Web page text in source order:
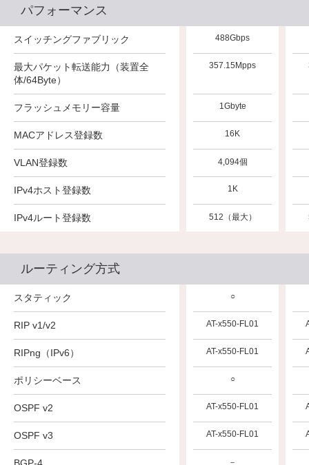
パフォーマンス
スイッチングファブリック
最大パケット転送能力（装置全
体/64Byte）
フラッシュメモリー容量
MACアドレス登録数
VLAN登録数
IPv4ホスト登録数
IPv4ルート登録数
488Gbps
357.15Mpps
1Gbyte
16K
4,094個
1K
512（最大）
ルーティング方式
スタティック
RIP v1/v2
RIPng（IPv6）
ポリシーベース
OSPF v2
OSPF v3
○
AT-x550-FL01
AT-x550-FL01
○
AT-x550-FL01
AT-x550-FL01
－